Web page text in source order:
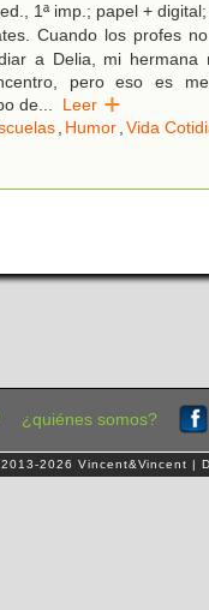
1ª imp.; papel + digital;
Cuando los profes
a Delia, mi
pero eso es
de... Leer
, Humor,Vida
¿quiénes somos?
2026 Vincent&Vincent |